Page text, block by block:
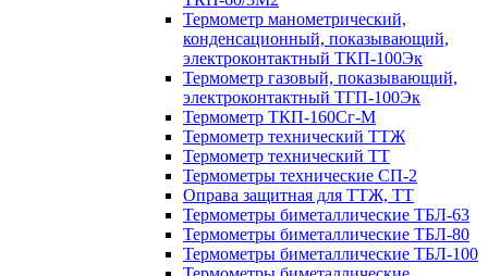
Термометр манометрический,
конденсационный, показывающий,
электроконтактный ТКП-100Эк
Термометр газовый, показывающий,
электроконтактный ТГП-100Эк
Термометр ТКП-160Сг-М
Термометр технический ТТЖ
Термометр технический ТТ
Термометры технические СП-2
Оправа защитная для ТТЖ, ТТ
Термометры биметаллические ТБЛ-63
Термометры биметаллические ТБЛ-80
Термометры биметаллические ТБЛ-100